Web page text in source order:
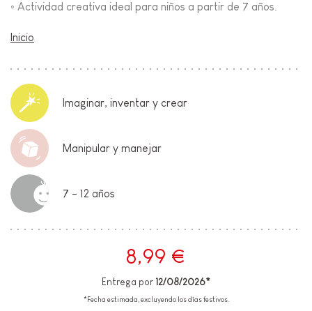
◦ Actividad creativa ideal para niños a partir de 7 años.
Inicio
Imaginar, inventar y crear
Manipular y manejar
7 - 12 años
8,99 €
Entrega por 12/08/2026*
*Fecha estimada, excluyendo los días festivos.